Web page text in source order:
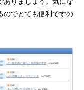
のでとても便利ですの